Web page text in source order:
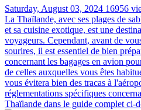
Saturday, August 03, 2024 16956
La Thaïlande, avec ses plages de
et sa cuisine exotique, est une
voyageurs. Cependant, avant de
sourires, il est essentiel de bien
concernant les bagages en avion
de celles auxquelles vous êtes
vous évitera bien des tracas à
réglementations spécifiques
Thaïlande dans le guide complet ci-